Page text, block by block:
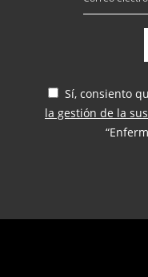
Sí, consiento
la gestión de la